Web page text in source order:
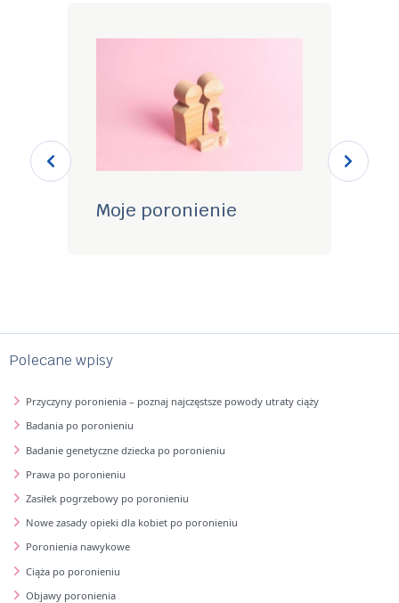
Moje poronienie
Polecane wpisy
Przyczyny poronienia – poznaj najczęstsze powody utraty ciąży
Badania po poronieniu
Badanie genetyczne dziecka po poronieniu
Prawa po poronieniu
Zasiłek pogrzebowy po poronieniu
Nowe zasady opieki dla kobiet po poronieniu
Poronienia nawykowe
Ciąża po poronieniu
Objawy poronienia